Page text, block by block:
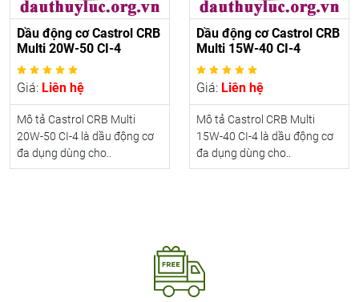
Dầu động cơ Castrol CRB
Multi 20W-50 CI-4
Giá: Liên hệ
Mô tả Castrol CRB Multi
20W-50 CI-4 là dầu động cơ
đa dụng dùng cho..
Dầu động cơ Castrol CRB
Multi 15W-40 CI-4
Giá: Liên hệ
Mô tả Castrol CRB Multi
15W-40 CI-4 là dầu động cơ
đa dụng dùng cho..